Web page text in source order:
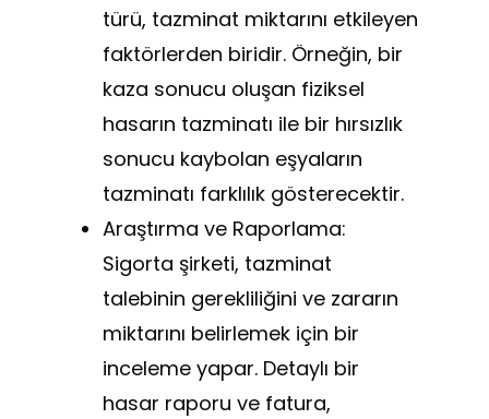
türü, tazminat miktarını etkileyen
faktörlerden biridir. Örneğin, bir
kaza sonucu oluşan fiziksel
hasarın tazminatı ile bir hırsızlık
sonucu kaybolan eşyaların
tazminatı farklılık gösterecektir.
Araştırma ve Raporlama:
Sigorta şirketi, tazminat
talebinin gerekliliğini ve zararın
miktarını belirlemek için bir
inceleme yapar. Detaylı bir
hasar raporu ve fatura,